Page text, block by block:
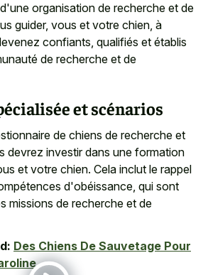
organisation de recherche et de
guider, vous et votre chien, à
confiants, qualifiés et établis
de recherche et de
et scénarios
de chiens de recherche et
devrez investir dans une formation
et votre chien. Cela inclut le rappel
d'obéissance, qui sont
missions de recherche et de
Des Chiens De Sauvetage Pour